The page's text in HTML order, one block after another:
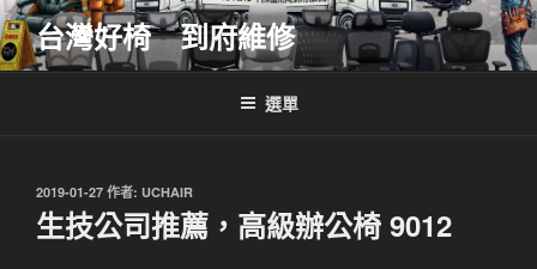
跳
至
主
台灣好椅 到府維修
選單
發
佈
於
2019-01-27 作者: UCHAIR
生技公司推薦，高級辦公椅 9012